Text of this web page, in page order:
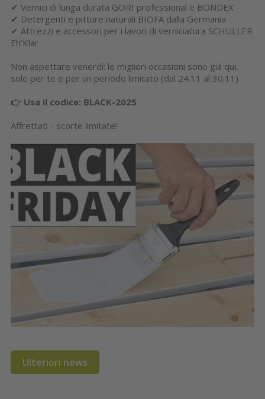
✔ Vernici di lunga durata GORI professional e BONDEX
✔ Detergenti e pitture naturali BIOFA dalla Germania
✔ Attrezzi e accessori per i lavori di verniciatura SCHULLER
Eh'Klar
Non aspettare venerdì: le migliori occasioni sono già qui,
solo per te e per un periodo limitato (dal 24.11 al 30.11)
👉 Usa il codice: BLACK-2025
Affrettati - scorte limitate!
Ulteriori news